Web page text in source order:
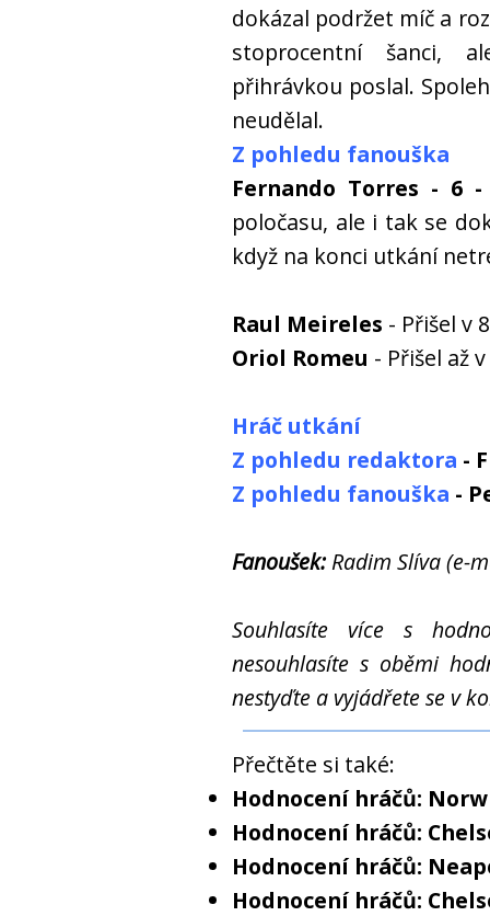
dokázal podržet míč a
stoprocentní šanci,
přihrávkou poslal.
neudělal.
Z pohledu fanouška
Fernando Torres - 6 -
poločasu, ale i tak se
když na konci utkání
Raul Meireles - Přišel v
Oriol Romeu - Přišel až
Hráč utkání
Z pohledu redaktora -
Z pohledu fanouška -
Fanoušek:Radim Slíva (e-
Souhlasíte více s
nesouhlasíte s oběmi
nestyďte a vyjádřete se v
Přečtěte si také:
Hodnocení hráčů:
Hodnocení hráčů:
Hodnocení hráčů:
Hodnocení hráčů: